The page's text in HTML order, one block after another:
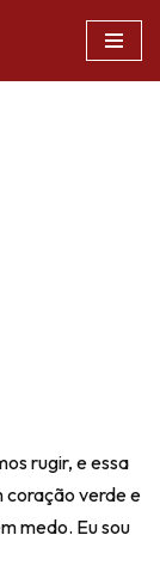
rugir, e essa
coração verde e
medo. Eu sou